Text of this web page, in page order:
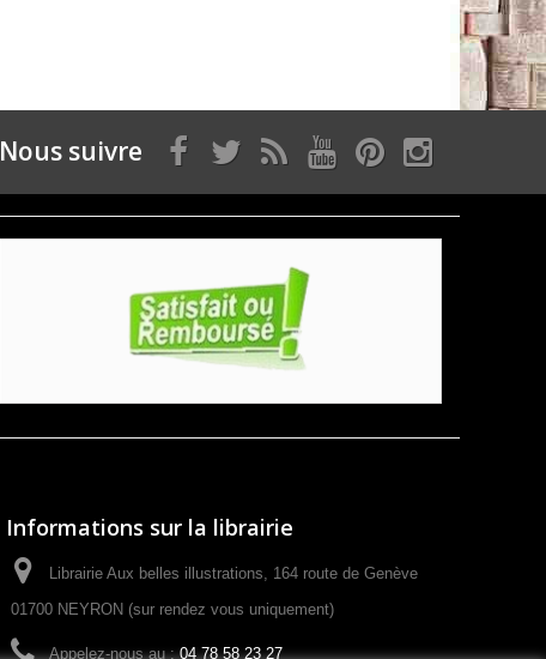
Nous suivre
Informations sur la librairie
Librairie Aux belles illustrations, 164 route de Genève
01700 NEYRON (sur rendez vous uniquement)
Appelez-nous au :04 78 58 23 27